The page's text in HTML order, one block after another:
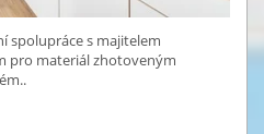
spolupráce s majitelem
pro materiál zhotoveným